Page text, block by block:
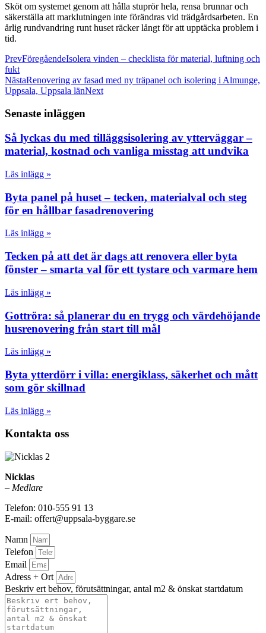
Sköt om systemet genom att hålla stuprör hela, rensa brunnar och
säkerställa att marklutningen inte förändras vid trädgårdsarbeten. En
årlig rundvandring runt huset räcker långt för att upptäcka problem i
tid.
PrevFöregåendeIsolera vinden – checklista för material, luftning och
fukt
NästaRenovering av fasad med ny träpanel och isolering i Almunge,
Uppsala, Uppsala länNext
Senaste inläggen
Så lyckas du med tilläggsisolering av ytterväggar –
material, kostnad och vanliga misstag att undvika
Läs inlägg »
Byta panel på huset – tecken, materialval och steg
för en hållbar fasadrenovering
Läs inlägg »
Tecken på att det är dags att renovera eller byta
fönster – smarta val för ett tystare och varmare hem
Läs inlägg »
Gottröra: så planerar du en trygg och värdehöjande
husrenovering från start till mål
Läs inlägg »
Byta ytterdörr i villa: energiklass, säkerhet och mått
som gör skillnad
Läs inlägg »
Kontakta oss
Nicklas
– Medlare
Telefon: 010-555 91 13
E-mail: offert@uppsala-byggare.se
Namn
Telefon
Email
Adress + Ort
Beskriv ert behov, förutsättningar, antal m2 & önskat startdatum